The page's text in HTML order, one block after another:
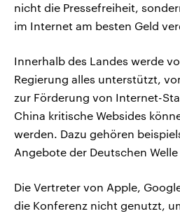
nicht die Pressefreiheit,
im Internet am besten Geld
Innerhalb des Landes werde
Regierung alles unterstützt,
zur Förderung von Internet-
China kritische Websides
werden. Dazu gehören
Angebote der Deutschen Welle
Die Vertreter von Apple,
die Konferenz nicht genutzt,